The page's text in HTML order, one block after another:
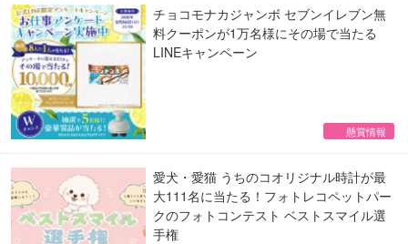
チョコモナカジャンボ セブンイレブン無
料クーポンが1万名様にその場で当たる
LINEキャンペーン
懸賞情報
愛犬・愛猫 うちのコオリジナル時計が最
大111名に当たる！フォトレコペットパー
クのフォトコンテスト ベストスマイル選
手権